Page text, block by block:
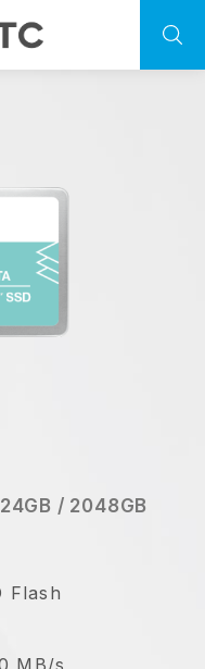
/ 2048GB
Flash